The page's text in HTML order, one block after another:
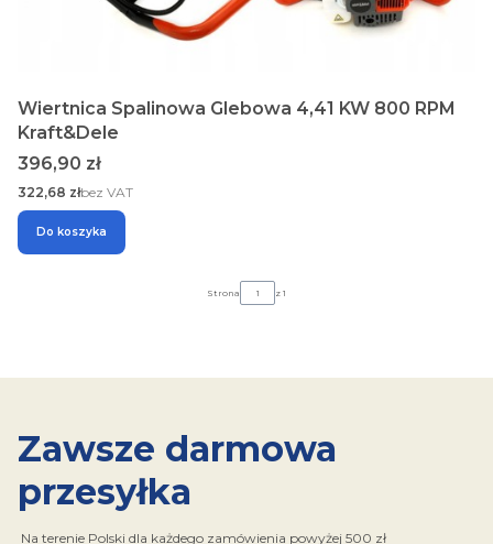
Wiertnica Spalinowa Glebowa 4,41 KW 800 RPM
Kraft&Dele
Cena
396,90 zł
Cena
322,68 złbez VAT
Do koszyka
Strona z 1
Zawsze darmowa
przesyłka
Na terenie Polski dla każdego zamówienia powyżej 500 zł